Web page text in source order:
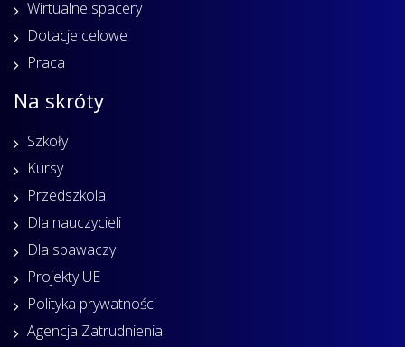
Wirtualne spacery
Dotacje celowe
Praca
Na skróty
Szkoły
Kursy
Przedszkola
Dla nauczycieli
Dla spawaczy
Projekty UE
Polityka prywatności
Agencja Zatrudnienia